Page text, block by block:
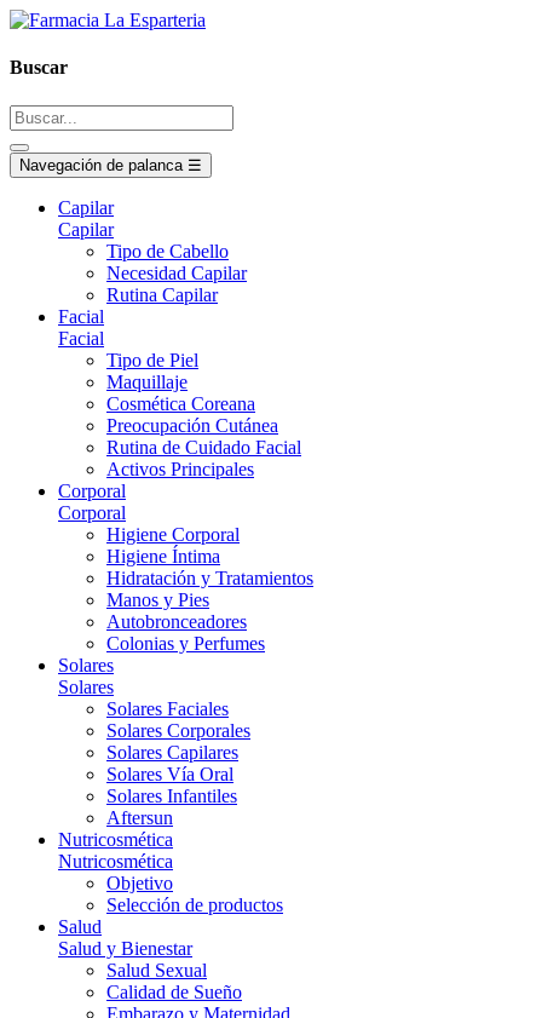
Buscar
Navegación de palanca ☰
Capilar
Capilar
Tipo de Cabello
Necesidad Capilar
Rutina Capilar
Facial
Facial
Tipo de Piel
Maquillaje
Cosmética Coreana
Preocupación Cutánea
Rutina de Cuidado Facial
Activos Principales
Corporal
Corporal
Higiene Corporal
Higiene Íntima
Hidratación y Tratamientos
Manos y Pies
Autobronceadores
Colonias y Perfumes
Solares
Solares
Solares Faciales
Solares Corporales
Solares Capilares
Solares Vía Oral
Solares Infantiles
Aftersun
Nutricosmética
Nutricosmética
Objetivo
Selección de productos
Salud
Salud y Bienestar
Salud Sexual
Calidad de Sueño
Embarazo y Maternidad